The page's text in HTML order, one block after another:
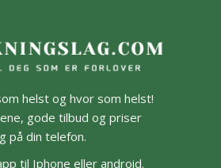
helst og hvor som helst!
gode tilbud og priser
på din telefon.
til Iphone eller android.